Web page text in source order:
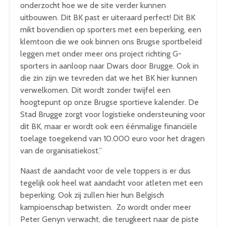
onderzocht hoe we de site verder kunnen
uitbouwen. Dit BK past er uiteraard perfect! Dit BK
mikt bovendien op sporters met een beperking, een
klemtoon die we ook binnen ons Brugse sportbeleid
leggen met onder meer ons project richting G-
sporters in aanloop naar Dwars door Brugge. Ook in
die zin zijn we tevreden dat we het BK hier kunnen
verwelkomen. Dit wordt zonder twijfel een
hoogtepunt op onze Brugse sportieve kalender. De
Stad Brugge zorgt voor logistieke ondersteuning voor
dit BK, maar er wordt ook een éénmalige financiële
toelage toegekend van 10.000 euro voor het dragen
van de organisatiekost.”
Naast de aandacht voor de vele toppers is er dus
tegelijk ook heel wat aandacht voor atleten met een
beperking. Ook zij zullen hier hun Belgisch
kampioenschap betwisten. Zo wordt onder meer
Peter Genyn verwacht, die terugkeert naar de piste